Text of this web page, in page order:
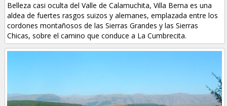
Belleza casi oculta del Valle de Calamuchita, Villa Berna es una
aldea de fuertes rasgos suizos y alemanes, emplazada entre los
cordones montañosos de las Sierras Grandes y las Sierras
Chicas, sobre el camino que conduce a La Cumbrecita.